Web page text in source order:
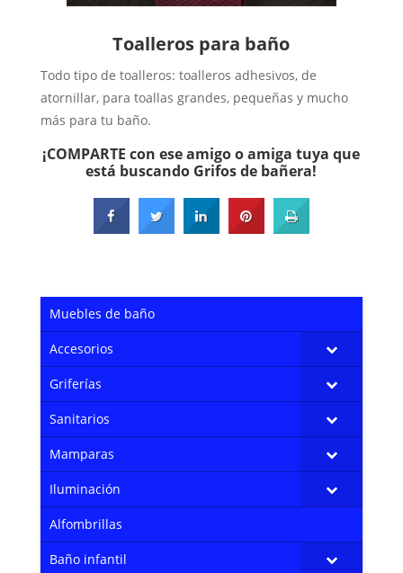
Toalleros para baño
Todo tipo de toalleros: toalleros adhesivos, de
atornillar, para toallas grandes, pequeñas y mucho
más para tu baño.
¡COMPARTE con ese amigo o amiga tuya que
está buscando Grifos de bañera!
Muebles de baño
Accesorios
Griferías
Sanitarios
Mamparas
Iluminación
Alfombrillas
Baño infantil